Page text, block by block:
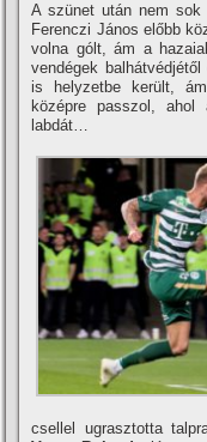
A szünet után nem
Ferenczi János előbb
volna gólt, ám a
vendégek
is helyzetbe került,
középre passzol,
labdát…
csellel ugrasztotta